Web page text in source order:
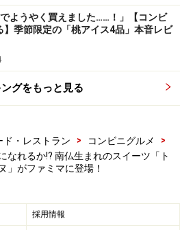
印象があります。
菓子もじわじわ注目度が上がっ
しそうなスイーツとして、要チ
門店とローソンがコラボ！いち
うおいしさ
ソンから新登場！
でようやく買えました……！」【コンビ
】季節限定の「桃アイス4品」本音レビ
グをもっと見る
ド・レストラン > コンビニグルメ
>
なれるか!? 南仏生まれのスイーツ「ト
」がファミマに登場！
採用情報